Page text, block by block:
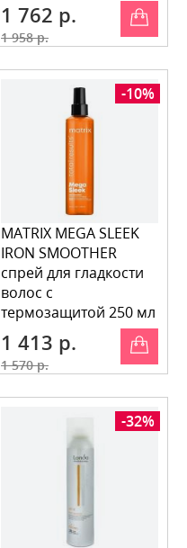
1 762 р.
1 958 р.
-10%
MATRIX MEGA SLEEK
IRON SMOOTHER
спрей для гладкости
волос с
термозащитой 250 мл
1 413 р.
1 570 р.
-32%